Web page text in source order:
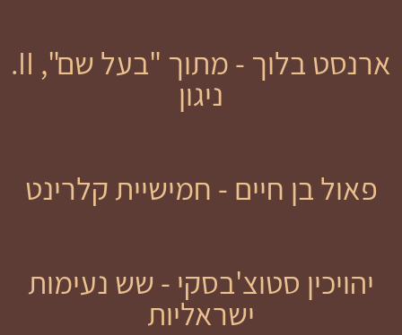
ארנסט בלוך - מתוך "בעל שם", II.
ניגון
פאול בן חיים - חמישיית קלרינט
יהויכין סטוצ'בסקי - שש נעימות
ישראליות